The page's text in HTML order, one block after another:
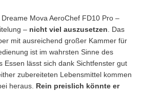
Mova AeroChef FD10 Pro –
– nicht viel auszusetzen . Das
mit ausreichend großer Kammer für
ist im wahrsten Sinne des
Essen lässt sich dank Sichtfenster gut
zubereiteten Lebensmittel kommen
heraus. Rein preislich könnte er